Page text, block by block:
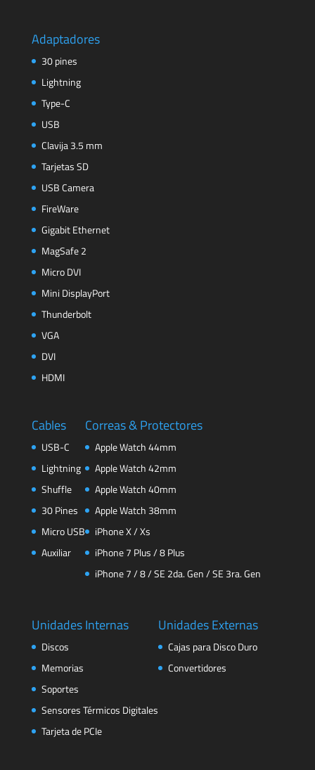
Adaptadores
30 pines
Lightning
Type-C
USB
Clavija 3.5 mm
Tarjetas SD
USB Camera
FireWare
Gigabit Ethernet
MagSafe 2
Micro DVI
Mini DisplayPort
Thunderbolt
VGA
DVI
HDMI
Cables
USB-C
Lightning
Shuffle
30 Pines
Micro USB
Auxiliar
Correas & Protectores
Apple Watch 44mm
Apple Watch 42mm
Apple Watch 40mm
Apple Watch 38mm
iPhone X / Xs
iPhone 7 Plus / 8 Plus
iPhone 7 / 8 / SE 2da. Gen / SE 3ra. Gen
Unidades Internas
Discos
Memorias
Soportes
Sensores Térmicos Digitales
Tarjeta de PCIe
Unidades Externas
Cajas para Disco Duro
Convertidores